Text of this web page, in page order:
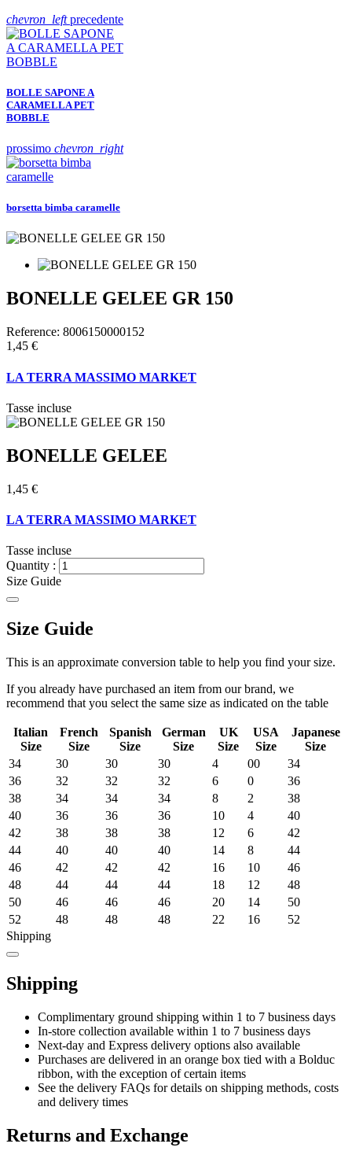
chevron_leftprecedente
BOLLE SAPONE A
CARAMELLA PET
BOBBLE
prossimo chevron_right
borsetta bimba caramelle
BONELLE GELEE GR 150
Reference: 8006150000152
1,45 €
LA TERRA MASSIMO MARKET
Tasse incluse
BONELLE GELEE
1,45 €
LA TERRA MASSIMO MARKET
Tasse incluse
Quantity :
Size Guide
Size Guide
This is an approximate conversion table to help you find your size.
If you already have purchased an item from our brand, we
recommend that you select the same size as indicated on the table
Italian
Size
French
Size
Spanish
Size
German
Size
UK
Size
USA
Size
Japanese
Size
34
30 30 30 4 00
34
36
32 32 32 6 0
36
38
34 34 34 8 2
38
40
36 36 36 10 4
40
42
38 38 38 12 6
42
44
40 40 40 14 8
44
46
42 42 42 16 10
46
48
44 44 44 18 12
48
50
46 46 46 20 14
50
52
48 48 48 22 16
52
Shipping
Shipping
Complimentary ground shipping within 1 to 7 business days
In-store collection available within 1 to 7 business days
Next-day and Express delivery options also available
Purchases are delivered in an orange box tied with a Bolduc
ribbon, with the exception of certain items
See the delivery FAQs for details on shipping methods, costs
and delivery times
Returns and Exchange